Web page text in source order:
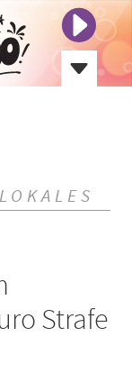
Strafe